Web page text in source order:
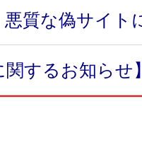
悪質な偽サイト
関するお知らせ